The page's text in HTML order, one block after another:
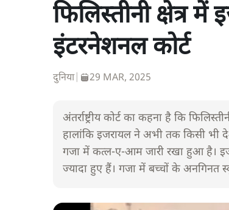
फिलिस्तीनी क्षेत्र
इंटरनेशनल कोर्ट
दुनिया| 29 MAR, 2025
अंतर्राष्ट्रीय कोर्ट का कहना है कि
हालांकि इजरायल ने अभी तक किसी भी
गजा में कत्ल-ए-आम जारी रखा हुआ है।
ज्यादा हुए हैं। गजा में बच्चों के अनगिनत